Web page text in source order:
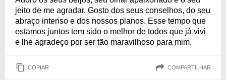
jeito de me agradar. Gosto dos seus conselhos, do seu
abraço intenso e dos nossos planos. Esse tempo que
estamos juntos tem sido o melhor de todos que já vivi
e lhe agradeço por ser tão maravilhoso para mim.
COPIAR COMPARTILHAR